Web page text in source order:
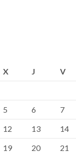
X J V
5 6 7
12 13 14
19 20 21